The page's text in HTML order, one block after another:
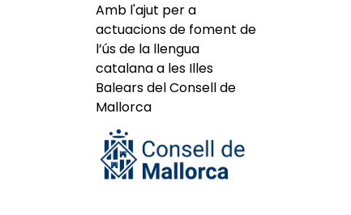
Amb l'ajut per a
actuacions de foment de
l’ús de la llengua
catalana a les Illes
Balears del Consell de
Mallorca